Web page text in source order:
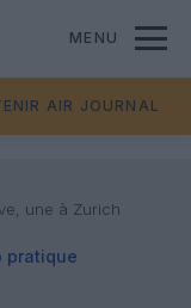
MENU
AIR JOURNAL
une à Zurich
pratique